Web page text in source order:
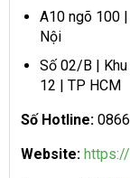
A10 ngõ 100
Nội
Số 02/B |
12 | TP HCM
Số Hotline:
Website: